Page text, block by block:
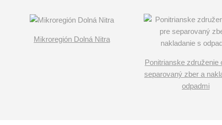
Mikroregión Dolná Nitra
Ponitrianske združenie
separovaný zber a
odpadmi